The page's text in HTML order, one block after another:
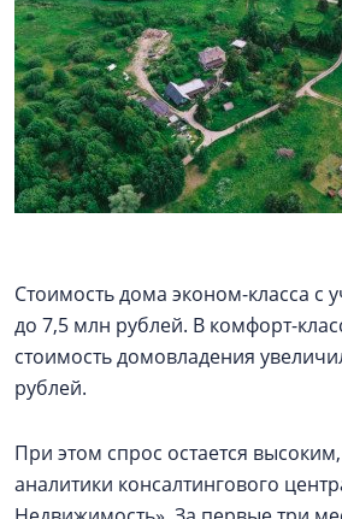
Стоимость дома эконом-класса с
до 7,5 млн рублей. В комфорт-
стоимость домовладения
рублей.
При этом спрос остается
аналитики консалтингового